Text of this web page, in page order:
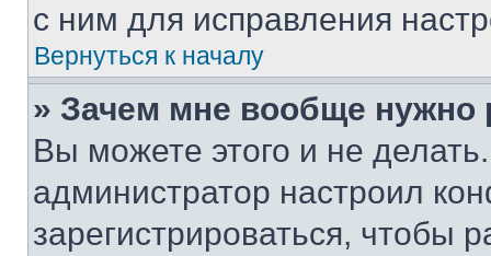
с ним для исправления
Вернуться к началу
» Зачем мне вообще нужно
Вы можете этого и не
администратор настроил
зарегистрироваться, чтобы